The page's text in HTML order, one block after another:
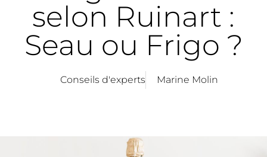
selon Ruinart :
Seau ou Frigo ?
Conseils d'experts Marine Molin